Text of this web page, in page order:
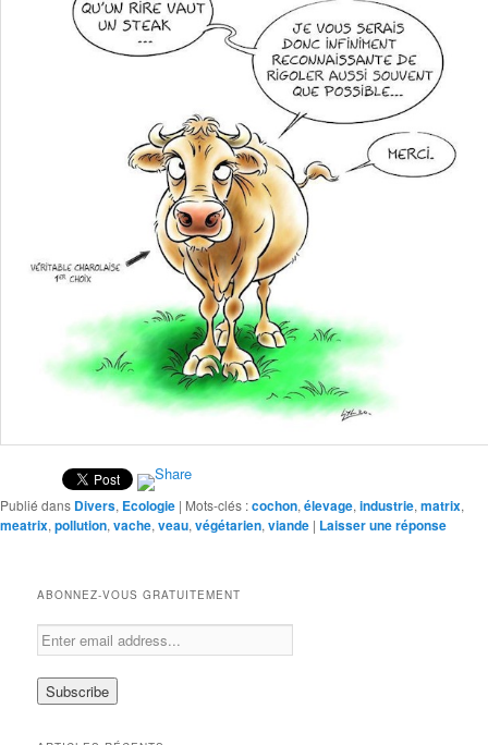
Publié dans Divers, Ecologie | Mots-clés :cochon, élevage, industrie, matrix,
meatrix, pollution, vache, veau, végétarien, viande | Laisser une réponse
ABONNEZ-VOUS GRATUITEMENT